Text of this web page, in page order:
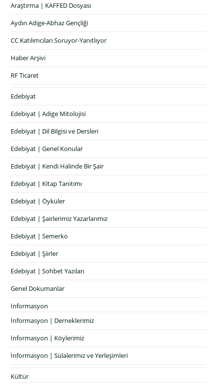
Araştırma | KAFFED Dosyası
Aydın Adige-Abhaz Gençliği
CC Katılımcıları Soruyor-Yanıtlıyor
Haber Arşivi
RF Ticaret
Edebiyat
Edebiyat | Adige Mitolojisi
Edebiyat | Dil Bilgisi ve Dersleri
Edebiyat | Genel Konular
Edebiyat | Kendi Halinde Bir Şair
Edebiyat | Kitap Tanıtımı
Edebiyat | Öyküler
Edebiyat | Şairlerimiz Yazarlarımız
Edebiyat | Semerko
Edebiyat | Şiirler
Edebiyat | Sohbet Yazıları
Genel Dokumanlar
İnformasyon
İnformasyon | Derneklerimiz
İnformasyon | Köylerimiz
İnformasyon | Sülalerimiz ve Yerleşimleri
Kültür